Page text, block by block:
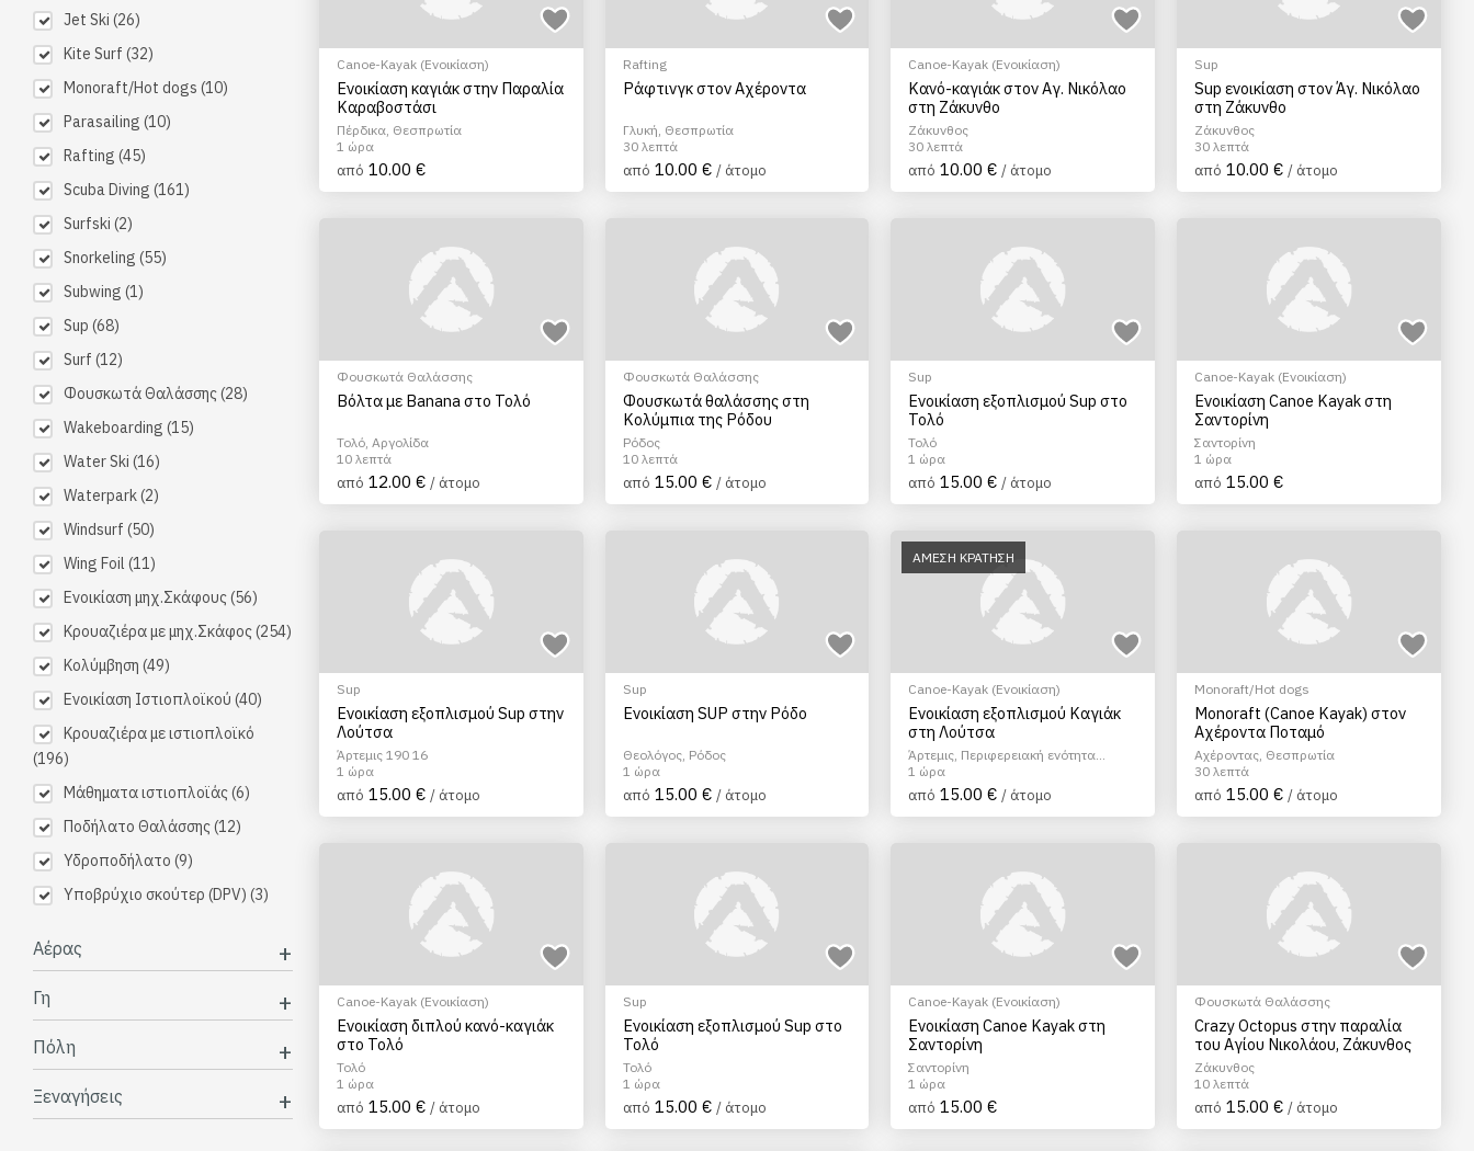
Jet Ski (26)
Kite Surf (32)
Monoraft/Hot dogs (10)
Parasailing (10)
Rafting (45)
Scuba Diving (161)
Surfski (2)
Snorkeling (55)
Subwing (1)
Sup (68)
Surf (12)
Φουσκωτά Θαλάσσης(28)
Wakeboarding (15)
Water Ski (16)
Waterpark(2)
Windsurf (50)
Wing Foil (11)
Ενοικίαση μηχ.Σκάφους(56)
Κρουαζιέρα με μηχ.Σκάφος(254)
Κολύμβηση (49)
Ενοικίαση Ιστιοπλοϊκού (40)
Κρουαζιέρα με ιστιοπλοϊκό
(196)
Μάθηματα ιστιοπλοϊάς(6)
Ποδήλατο Θαλάσσης(12)
Υδροποδήλατο (9)
Υποβρύχιο σκούτερ (DPV) (3)
Αέρας
Γη
Πόλη
Ξεναγήσεις
Canoe-Kayak (Ενοικίαση)
Ενοικίαση καγιάκ στην Παραλία
Καραβοστάσι
Πέρδικα, Θεσπρωτία
1 ώρα
από 10.00 €
Rafting
Ράφτινγκ στον Αχέροντα
Γλυκή, Θεσπρωτία
30 λεπτά
από 10.00 € / άτομο
Canoe-Kayak (Ενοικίαση)
Κανό-καγιάκ στον Αγ. Νικόλαο
στη Ζάκυνθο
Ζάκυνθος
30 λεπτά
από 10.00 € / άτομο
Sup
Sup ενοικίαση στον Άγ. Νικόλαο
στη Ζάκυνθο
Ζάκυνθος
30 λεπτά
από 10.00 € / άτομο
Φουσκωτά Θαλάσσης
Βόλτα με Banana στο Τολό
Τολό, Αργολίδα
10 λεπτά
από 12.00 € / άτομο
Φουσκωτά Θαλάσσης
Φουσκωτά θαλάσσης στη
Κολύμπια της Ρόδου
Ρόδος
10 λεπτά
από 15.00 € / άτομο
Sup
Ενοικίαση εξοπλισμού Sup στο
Τολό
Τολό
1 ώρα
από 15.00 € / άτομο
Canoe-Kayak (Ενοικίαση)
Ενοικίαση Canoe Kayak στη
Σαντορίνη
Σαντορίνη
1 ώρα
από 15.00 €
Sup
Ενοικίαση εξοπλισμού Sup στην
Λούτσα
Άρτεμις 190 16
1 ώρα
από 15.00 € / άτομο
Sup
Ενοικίαση SUP στην Ρόδο
Θεολόγος, Ρόδος
1 ώρα
από 15.00 € / άτομο
ΑΜΕΣΗ ΚΡΑΤΗΣΗ
Canoe-Kayak (Ενοικίαση)
Ενοικίαση εξοπλισμού Καγιάκ
στη Λούτσα
Άρτεμις, Περιφερειακή ενότητα
Ανατολικής Αττικής
1 ώρα
από 15.00 € / άτομο
Monoraft/Hot dogs
Monoraft (Canoe Kayak) στον
Αχέροντα Ποταμό
Αχέροντας, Θεσπρωτία
30 λεπτά
από 15.00 € / άτομο
Canoe-Kayak (Ενοικίαση)
Ενοικίαση διπλού κανό-καγιάκ
στο Τολό
Τολό
1 ώρα
από 15.00 € / άτομο
Sup
Ενοικίαση εξοπλισμού Sup στο
Τολό
Τολό
1 ώρα
από 15.00 € / άτομο
Canoe-Kayak (Ενοικίαση)
Ενοικίαση Canoe Kayak στη
Σαντορίνη
Σαντορίνη
1 ώρα
από 15.00 €
Φουσκωτά Θαλάσσης
Crazy Octopus στην παραλία
του Αγίου Νικολάου, Ζάκυνθος
Ζάκυνθος
10 λεπτά
από 15.00 € / άτομο